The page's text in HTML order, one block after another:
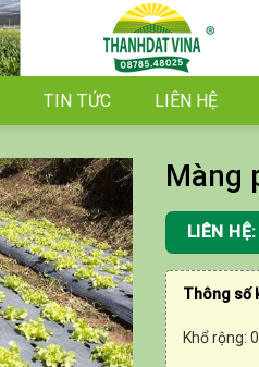
TIN TỨC LIÊN HỆ
Màng
LIÊN
Thông số
Khổ rộng: